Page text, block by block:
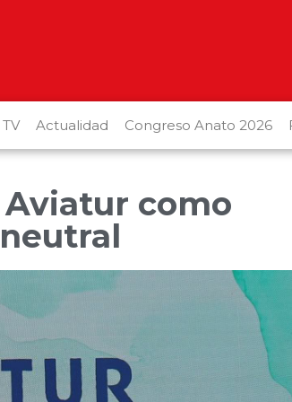
Actualidad Congreso Anato 2026
como